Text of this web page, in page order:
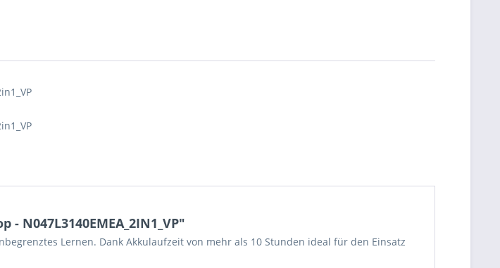
Lernen. Dank Akkulaufzeit von mehr als 10 Stunden ideal für den Einsatz